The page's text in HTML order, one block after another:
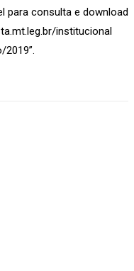
para consulta e download
institucional